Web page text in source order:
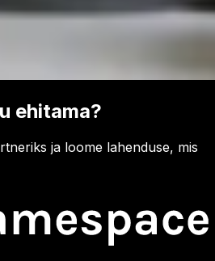
ehitama?
ja loome lahenduse, mis